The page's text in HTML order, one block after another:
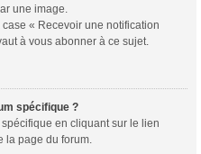
une image.
« Recevoir une notification
à vous abonner à ce sujet.
spécifique ?
en cliquant sur le lien
la page du forum.